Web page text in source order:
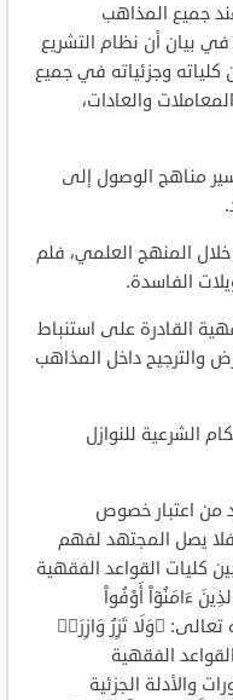
جميع المذاهب
بيان أن نظام التشريع
كلياته وجزئياته في جميع
والعادات،
مناهج الوصول إلى
المنهج العلمي، فلم
الفاسدة.
القادرة على استنباط
والترجيح داخل المذاهب
الشرعية للنوازل
من اعتبار خصوص
فلا يصل المجتهد لفهم
كليات القواعد الفقهية
ءَامَنُوٓاْ أَوْفُواْ
المائدة 1]، وقوله تعالى: ﴿وَلَا تَزِرُ وَازِرَةٞ
وكليات القواعد الفقهية
والأدلة الجزئية